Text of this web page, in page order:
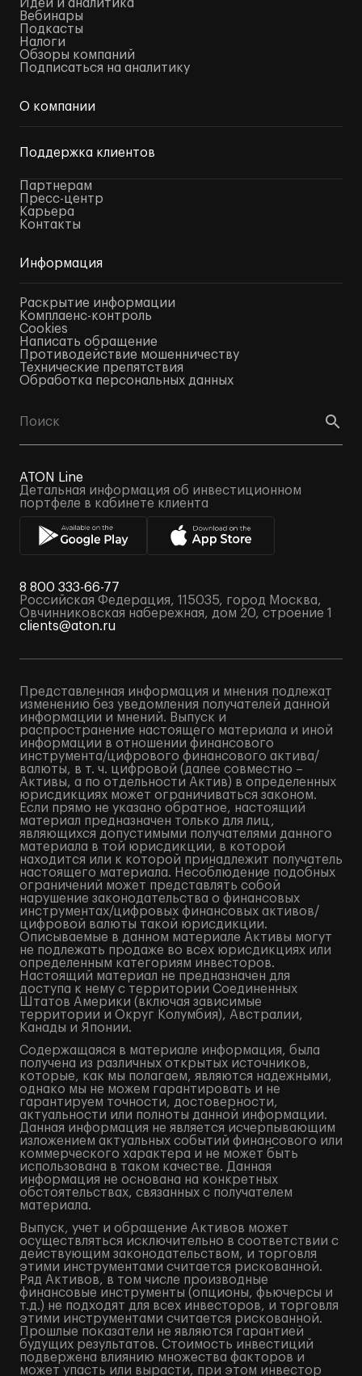
Идеи и аналитика
Вебинары
Подкасты
Налоги
Обзоры компаний
Подписаться на аналитику
О компании
Поддержка клиентов
Партнерам
Пресс-центр
Карьера
Контакты
Информация
Раскрытие информации
Комплаенс-контроль
Cookies
Написать обращение
Противодействие мошенничеству
Технические препятствия
Обработка персональных данных
ATON Line
Детальная информация об инвестиционном
портфеле в кабинете клиента
8 800 333-66-77
Российская Федерация, 115035, город Москва,
Овчинниковская набережная, дом 20, строение 1
clients@aton.ru
Представленная информация и мнения подлежат
изменению без уведомления получателей данной
информации и мнений. Выпуск и
распространение настоящего материала и иной
информации в отношении финансового
инструмента/цифрового финансового актива/
валюты, в т. ч. цифровой (далее совместно –
Активы, а по отдельности Актив) в определенных
юрисдикциях может ограничиваться законом.
Если прямо не указано обратное, настоящий
материал предназначен только для лиц,
являющихся допустимыми получателями данного
материала в той юрисдикции, в которой
находится или к которой принадлежит получатель
настоящего материала. Несоблюдение подобных
ограничений может представлять собой
нарушение законодательства о финансовых
инструментах/цифровых финансовых активов/
цифровой валюты такой юрисдикции.
Описываемые в данном материале Активы могут
не подлежать продаже во всех юрисдикциях или
определенным категориям инвесторов.
Настоящий материал не предназначен для
доступа к нему с территории Соединенных
Штатов Америки (включая зависимые
территории и Округ Колумбия), Австралии,
Канады и Японии.
Содержащаяся в материале информация, была
получена из различных открытых источников,
которые, как мы полагаем, являются надежными,
однако мы не можем гарантировать и не
гарантируем точности, достоверности,
актуальности или полноты данной информации.
Данная информация не является исчерпывающим
изложением актуальных событий финансового или
коммерческого характера и не может быть
использована в таком качестве. Данная
информация не основана на конкретных
обстоятельствах, связанных с получателем
материала.
Выпуск, учет и обращение Активов может
осуществляться исключительно в соответствии с
действующим законодательством, и торговля
этими инструментами считается рискованной.
Ряд Активов, в том числе производные
финансовые инструменты (опционы, фьючерсы и
т.д.) не подходят для всех инвесторов, и торговля
этими инструментами считается рискованной.
Прошлые показатели не являются гарантией
будущих результатов. Стоимость инвестиций
подвержена влиянию множества факторов и
может упасть или вырасти, при этом инвестор